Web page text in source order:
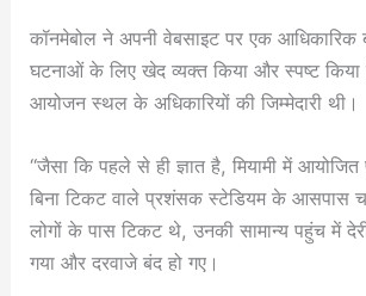
कॉनमेबोल ने अपनी वेबसाइट पर एक आधिकारिक
घटनाओं के लिए खेद व्यक्त किया और स्पष्ट किया
आयोजन स्थल के अधिकारियों की जिम्मेदारी थी।
“जैसा कि पहले से ही ज्ञात है, मियामी में
बिना टिकट वाले प्रशंसक स्टेडियम के आसपास
लोगों के पास टिकट थे, उनकी सामान्य पहुंच में
गया और दरवाजे बंद हो गए।